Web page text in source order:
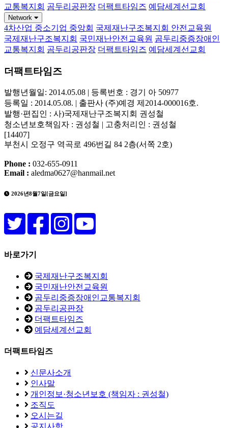
교통복지회 곰두리공판장 더팩트타임즈 예담세계선교회
Network
4차산업 중소기업 중앙회 국제재난구조복지회 안전교육원
국제재난구조복지회 국민재난안전교육원 곰두리중증장애인
교통복지회 곰두리공판장 더팩트타임즈 예담세계선교회
더팩트타임즈
발행년월일: 2014.05.08 | 등록번호 : 경기 아 50977
등록일 : 2014.05.08. | 출판사 (주)예경 제2014-000016호.
발행·편집인 : 사)국제재난구조복지회 권성철
청소년보호책임자 : 권성철 | 고충처리인 : 권성철
[14407]
부천시 오정구 역곡로 496번길 84 2층(서쪽 2호)
Phone : 032-655-0911
Email : aledma0627@hanmail.net
2026년8월7일[금요일]
바로가기
국제재난구조복지회
국민재난안전교육원
곰두리중증장애인교통복지회
곰두리공판장
더팩트타임즈
예담세계선교회
더팩트타임즈
신문사소개
인사말
개인정보·청소년보호 (책임자 : 권성철)
조직도
오시는길